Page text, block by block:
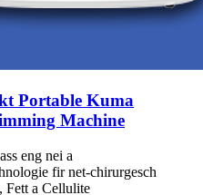
Portable Kuma
Machine
eng nei a
fir net-chirurgesch
Fett a Cellulite